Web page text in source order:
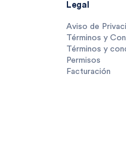
Legal
Aviso de
Términos y
Términos y
Permisos
Facturación